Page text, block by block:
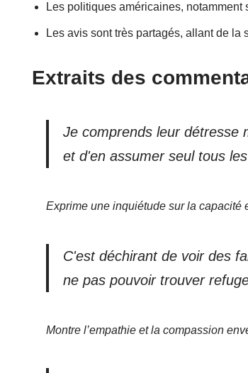
Les politiques américaines,
Les avis sont très partagés, allant de
Extraits des
Je comprends leur détresse
et d'en assumer seul tous
Exprime une inquiétude sur la capacité
C'est déchirant de voir des
ne pas pouvoir trouver
Montre l’empathie et la compassion